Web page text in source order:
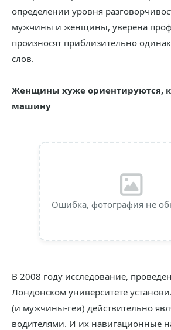
определении уровня
мужчины и женщины, уверена
произносят приблизительно
слов.
Женщины хуже ориентируются,
машину
Ошибка, фотография не
В 2008 году исследование,
Лондонском университете
(и мужчины-геи) действительно
водителями. И их навигационные